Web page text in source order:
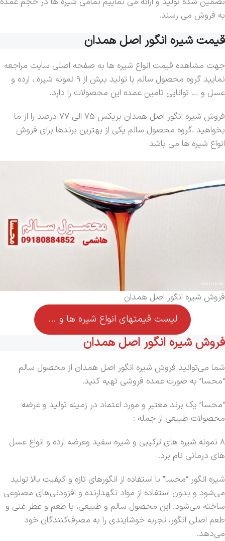
به فروش می رسند.
قیمت شیره انگور اصل همدان
جهت مشاهده قیمت انواع شیره ها به صفحه اصلی سایت مراجعه
نمایید گروه محصول سالم با تولید بیش از 9 نمونه شیره ، ارده و
عسل و … توانایی تامین عمده این محصولات را دارد.
فروش شیره انگور اصل همدان بریکس 75 الی 77 درصد را از ما
بخواهید .گروه محصول سالم یکی از بهترین برندها برای فروش
انواع شیره ها می باشد
فروش شیره انگور اصل همدان
لیست قیمتهای انواع شیره ها و …
فروش شیره انگور اصل همدان
شما می‌توانید فروش شیره انگور اصل همدان از محصول سالم
“محسا” به صورت عمده فروشی تهیه کنید.
“محسا” یک برند معتبر و مورد اعتماد در زمینه تولید و عرضه
محصولات طبیعی از جمله :
8 نمونه شیره های ترکیبی و شیره سفید وعرضه ارده و انواع عسل
های درمانی نام برد.
شیره انگور “محسا” با استفاده از انگورهای تازه و کیفیت بالا تولید
می‌شود و بدون استفاده از مواد نگهدارنده و افزودنی‌های مصنوعی
ساخته می‌شود. این محصول سالم و طبیعی، با طعم و عطر غنی و
طعم اصلی انگور، تجربه خوشایندی را به مصرف‌کنندگان خود
می‌دهد.